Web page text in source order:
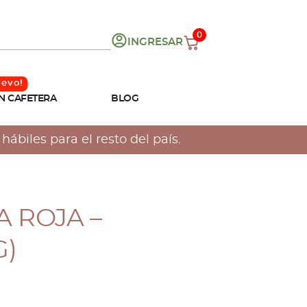
INGRESAR
0
CAFETERA BLOG
para el resto del país.
ROJA –